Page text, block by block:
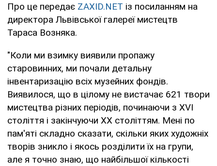
Про це передає ZAXID.NET із посиланням на
директора Львівської галереї мистецтв
Тараса Возняка.
"Коли ми взимку виявили пропажу
старовинних, ми почали детальну
інвентаризацію всіх музейних фондів.
Виявилося, що в цілому не вистачає 621 твори
мистецтва різних періодів, починаючи з XVI
століття і закінчуючи XX століттям. Мені по
пам'яті складно сказати, скільки яких художніх
творів зникло і якось розділити їх на групи,
але я точно знаю, що найбільшої кількості